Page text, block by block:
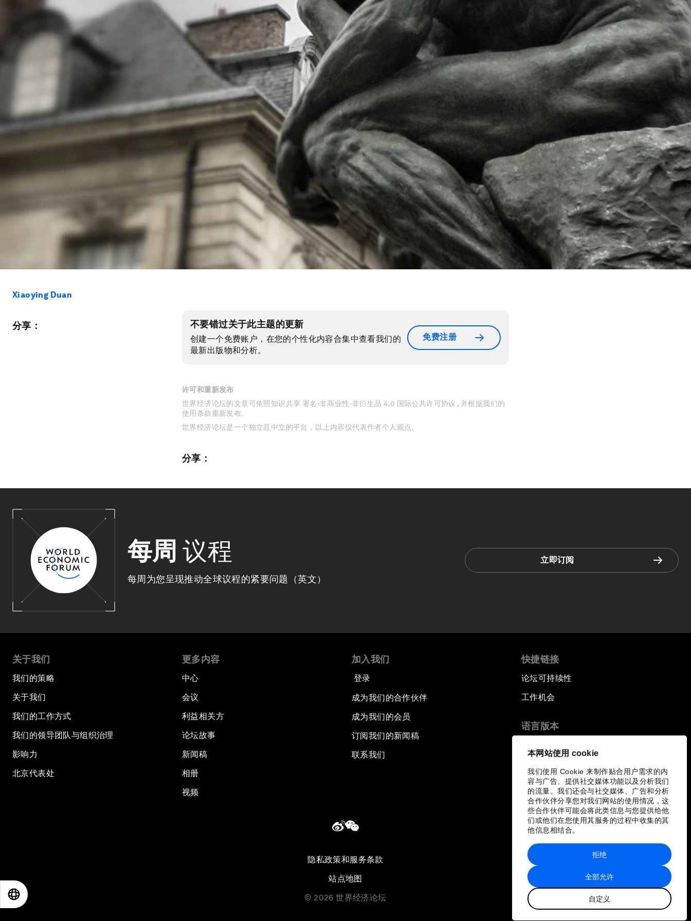
本网站使用 cookie
我们使用 Cookie 来制作贴合用户需求的内
容与广告、提供社交媒体功能以及分析我们
的流量。我们还会与社交媒体、广告和分析
合作伙伴分享您对我们网站的使用情况，这
些合作伙伴可能会将此类信息与您提供给他
们或他们在您使用其服务的过程中收集的其
他信息相结合。
全部允许
自定义
拒绝
Xiaoying Duan
分享： 不要错过关于此主题的更新
创建一个免费账户，在您的个性化内容合集中查看我们的
最新出版物和分析。
免费注册
许可和重新发布
世界经济论坛的文章可依照知识共享 署名-非商业性-非衍生品 4.0 国际公共许可协议 , 并根据我们的
使用条款重新发布。
世界经济论坛是一个独立且中立的平台，以上内容仅代表作者个人观点。
分享：
每周 议程
每周为您呈现推动全球议程的紧要问题（英文）
立即订阅
关于我们
我们的策略
关于我们
我们的工作方式
我们的领导团队与组织治理
影响力
北京代表处
更多内容
中心
会议
利益相关方
论坛故事
新闻稿
相册
视频
加入我们
登录
成为我们的合作伙伴
成为我们的会员
订阅我们的新闻稿
联系我们
快捷链接
论坛可持续性
工作机会
语言版本
隐私政策和服务条款
站点地图
© 2026 世界经济论坛